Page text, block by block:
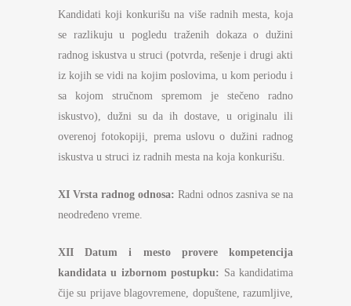
Kandidati koji konkurišu na više radnih mesta, koja
se razlikuju u pogledu traženih dokaza o dužini
radnog iskustva u struci (potvrda, rešenje i drugi akti
iz kojih se vidi na kojim poslovima, u kom periodu i
sa kojom stručnom spremom je stečeno radno
iskustvo), dužni su da ih dostave, u originalu ili
overenoj fotokopiji, prema uslovu o dužini radnog
iskustva u struci iz radnih mesta na koja konkurišu.
XI Vrsta radnog odnosa: Radni odnos zasniva se na
neodređeno vreme.
XII Datum i mesto provere kompetencija
kandidata u izbornom postupku: Sa kandidatima
čije su prijave blagovremene, dopuštene, razumljive,